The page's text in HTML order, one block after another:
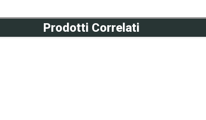
Prodotti Correlati